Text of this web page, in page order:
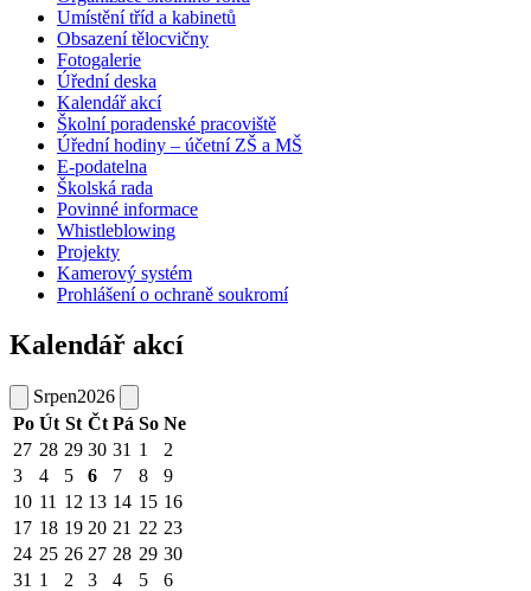
Umístění tříd a kabinetů
Obsazení tělocvičny
Fotogalerie
Úřední deska
Kalendář akcí
Školní poradenské pracoviště
Úřední hodiny – účetní ZŠ a MŠ
E-podatelna
Školská rada
Povinné informace
Whistleblowing
Projekty
Kamerový systém
Prohlášení o ochraně soukromí
Kalendář akcí
Srpen2026
Po Út St Čt Pá So Ne
27 28 29 30 31 1
2
3
4 5 6 7 8
9
10 11 12 13 14 15 16
17 18 19 20 21 22 23
24 25 26 27 28 29 30
31 1 2 3 4 5 6